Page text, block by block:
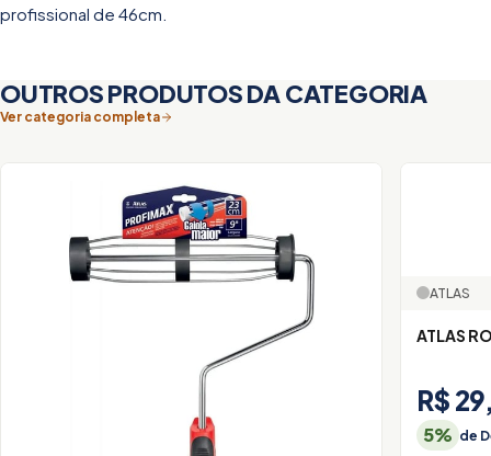
profissional de 46cm.
OUTROS PRODUTOS DA CATEGORIA
Ver categoria completa
ATLAS
R$
5% de